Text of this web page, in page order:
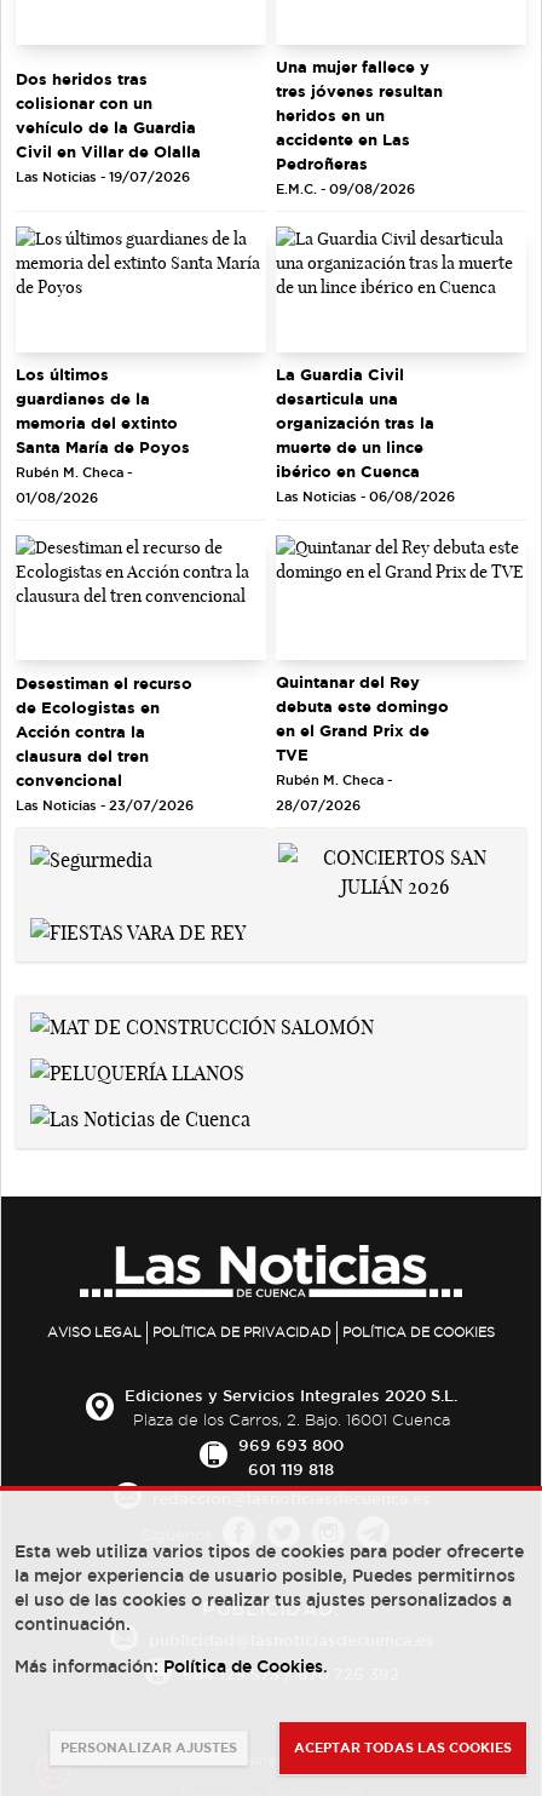
Dos heridos tras
colisionar con un
vehículo de la Guardia
Civil en Villar de Olalla
Las Noticias - 19/07/2026
Una mujer fallece y
tres jóvenes resultan
heridos en un
accidente en Las
Pedroñeras
E.M.C. - 09/08/2026
Los últimos
guardianes de la
memoria del extinto
Santa María de Poyos
Rubén M. Checa -
01/08/2026
La Guardia Civil
desarticula una
organización tras la
muerte de un lince
ibérico en Cuenca
Las Noticias - 06/08/2026
Desestiman el recurso
de Ecologistas en
Acción contra la
clausura del tren
convencional
Las Noticias - 23/07/2026
Quintanar del Rey
debuta este domingo
en el Grand Prix de
TVE
Rubén M. Checa -
28/07/2026
AVISO LEGAL POLÍTICA DE PRIVACIDAD POLÍTICA DE COOKIES
Ediciones y Servicios Integrales 2020 S.L.
Plaza de los Carros, 2. Bajo. 16001 Cuenca
969 693 800
601 119 818
PUBLICIDAD:
684 126 573/670 726 392
Esta web utiliza varios tipos de cookies para poder ofrecerte
la mejor experiencia de usuario posible, Puedes permitirnos
el uso de las cookies o realizar tus ajustes personalizados a
continuación.
Más información: Política de Cookies.
PERSONALIZAR AJUSTES ACEPTAR TODAS LAS COOKIES